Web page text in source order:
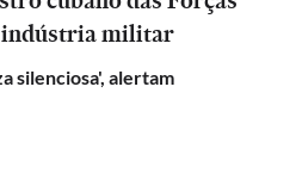
indústria militar
silenciosa', alertam